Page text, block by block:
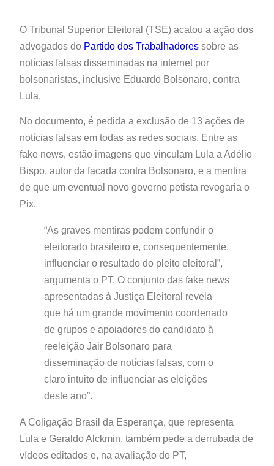
O Tribunal Superior Eleitoral (TSE) acatou a ação dos
advogados do Partido dos Trabalhadores sobre as
notícias falsas disseminadas na internet por
bolsonaristas, inclusive Eduardo Bolsonaro, contra
Lula.
No documento, é pedida a exclusão de 13 ações de
notícias falsas em todas as redes sociais. Entre as
fake news, estão imagens que vinculam Lula a Adélio
Bispo, autor da facada contra Bolsonaro, e a mentira
de que um eventual novo governo petista revogaria o
Pix.
“As graves mentiras podem confundir o
eleitorado brasileiro e, consequentemente,
influenciar o resultado do pleito eleitoral”,
argumenta o PT. O conjunto das fake news
apresentadas à Justiça Eleitoral revela
que há um grande movimento coordenado
de grupos e apoiadores do candidato à
reeleição Jair Bolsonaro para
disseminação de notícias falsas, com o
claro intuito de influenciar as eleições
deste ano”.
A Coligação Brasil da Esperança, que representa
Lula e Geraldo Alckmin, também pede a derrubada de
vídeos editados e, na avaliação do PT,